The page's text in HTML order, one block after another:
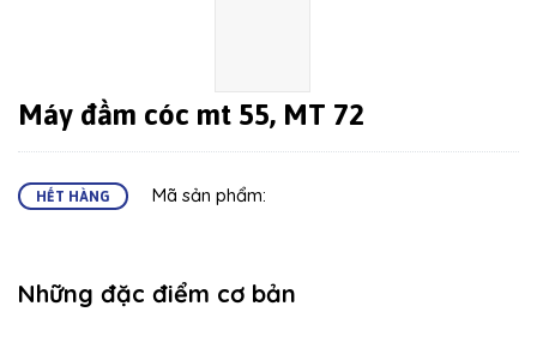
Máy đầm cóc mt 55, MT 72
HẾT HÀNG Mã sản phẩm:
Những đặc điểm cơ bản